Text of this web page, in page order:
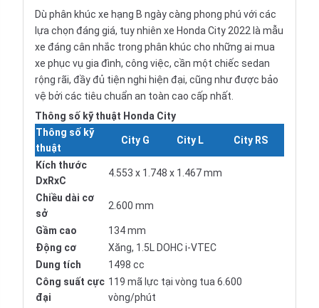
Dù phân khúc xe hạng B ngày càng phong phú với các
lựa chọn đáng giá, tuy nhiên xe Honda City 2022 là mẫu
xe đáng cân nhắc trong phân khúc cho những ai mua
xe phục vụ gia đình, công việc, cần một chiếc sedan
rộng rãi, đầy đủ tiện nghi hiện đại, cũng như được bảo
vệ bởi các tiêu chuẩn an toàn cao cấp nhất.
Thông số kỹ thuật Honda City
Thông số kỹ
thuật
City G City L City RS
Kích thước
DxRxC
4.553 x 1.748 x 1.467 mm
Chiều dài cơ
sở
2.600 mm
Gầm cao
134 mm
Động cơ
Xăng, 1.5L DOHC i-VTEC
Dung tích
1498 cc
Công suất cực
đại
119 mã lực tại vòng tua 6.600
vòng/phút